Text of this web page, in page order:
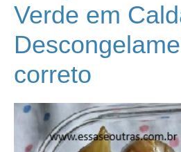
Verde em
correto